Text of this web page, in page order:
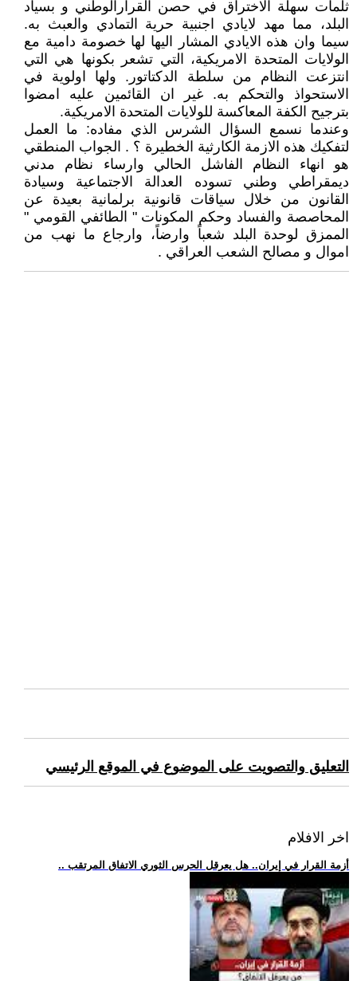
ثلمات سهلة الاختراق في حصن القرارالوطني و بسياد
البلد، مما مهد لايادي اجنبية حرية التمادي والعبث به.
سيما وان هذه الايادي المشار اليها لها خصومة دامية مع
الولايات المتحدة الامريكية، التي تشعر بكونها هي التي
انتزعت النظام من سلطة الدكتاتور. ولها اولوية في
الاستحواذ والتحكم به. غير ان القائمين عليه امضوا
بترجيح الكفة المعاكسة للولايات المتحدة الامريكية.
وعندما نسمع السؤال الشرس الذي مفاده: ما العمل
لتفكيك هذه الازمة الكارثية الخطيرة ؟ . الجواب المنطقي
هو انهاء النظام الفاشل الحالي وارساء نظام مدني
ديمقراطي وطني تسوده العدالة الاجتماعية وسيادة
القانون من خلال سياقات قانونية برلمانية بعيدة عن
المحاصصة والفساد وحكم المكونات " الطائفي القومي "
الممزق لوحدة البلد شعباً وارضاً، وارجاع ما نهب من
اموال و مصالح الشعب العراقي .
التعليق والتصويت على الموضوع في الموقع الرئيسي
اخر الافلام
.. أزمة القرار في إيران.. هل يعرقل الحرس الثوري الاتفاق المرتقب